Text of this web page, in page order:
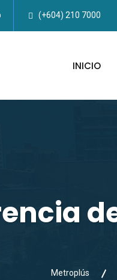
(+604) 210 7000
INICIO
Metroplús